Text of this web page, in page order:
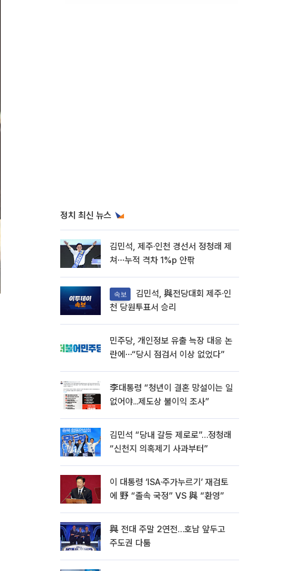
정치 최신 뉴스
김민석, 제주·인천 경선서 정청래 제
쳐⋯누적 격차 1%p 안팎
속보
천 당원투표서 승리
민주당, 개인정보 유출 늑장 대응 논
란에⋯“당시 점검서 이상 없었다”
李대통령 “청년이 결혼 망설이는 일
없어야...제도상 불이익 조사”
김민석 “당내 갈등 제로로”…정청래
“신천지 의혹제기 사과부터”
이 대통령 ‘ISA·주가누르기’ 재검토
에 野 “졸속 국정” VS 與 “환영”
與 전대 주말 2연전…호남 앞두고
주도권 다툼